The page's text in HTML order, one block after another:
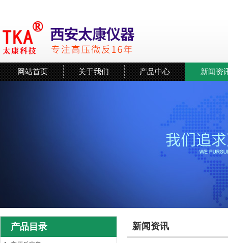
网站首页 关于我们 产品中心 新闻资
产品目录 新闻资讯